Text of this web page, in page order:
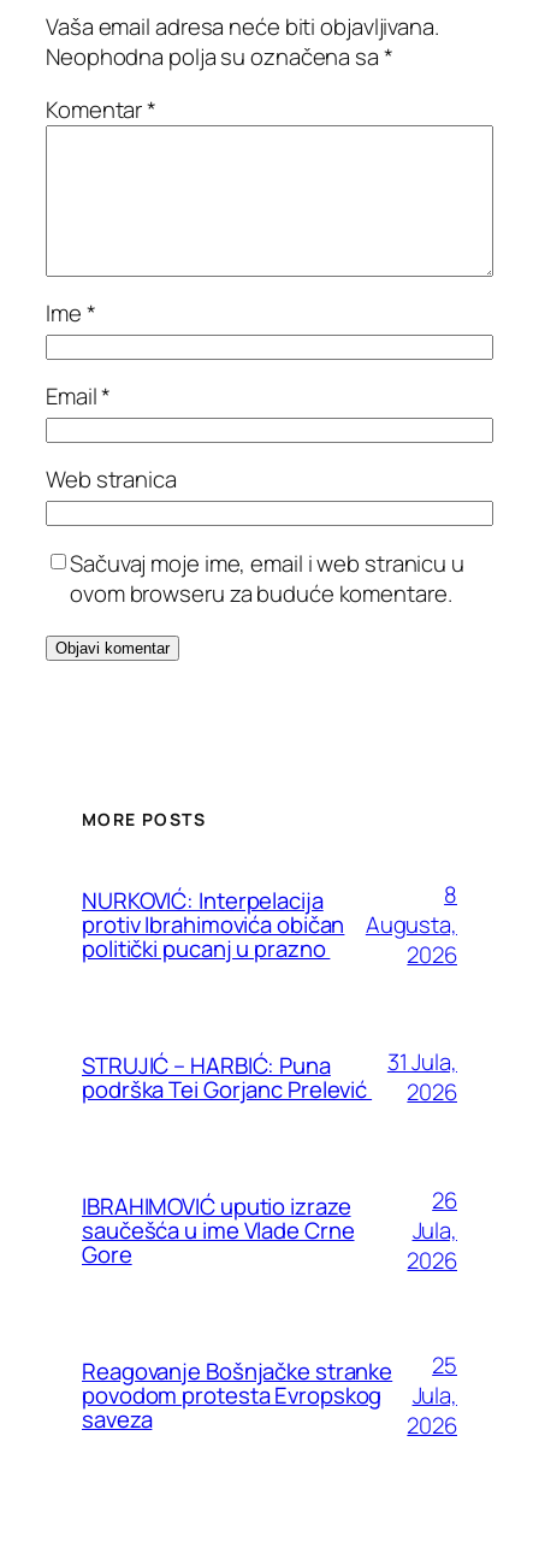
Vaša email adresa neće biti objavljivana.
Neophodna polja su označena sa*
Komentar*
Ime*
Email*
Web stranica
Sačuvaj moje ime, email i web stranicu u
ovom browseru za buduće komentare.
MORE POSTS
NURKOVIĆ: Interpelacija
protiv Ibrahimovića običan
politički pucanj u prazno
8
Augusta,
2026
STRUJIĆ – HARBIĆ: Puna
podrška Tei Gorjanc Prelević
31 Jula,
2026
IBRAHIMOVIĆ uputio izraze
saučešća u ime Vlade Crne
Gore
26
Jula,
2026
Reagovanje Bošnjačke stranke
povodom protesta Evropskog
saveza
25
Jula,
2026